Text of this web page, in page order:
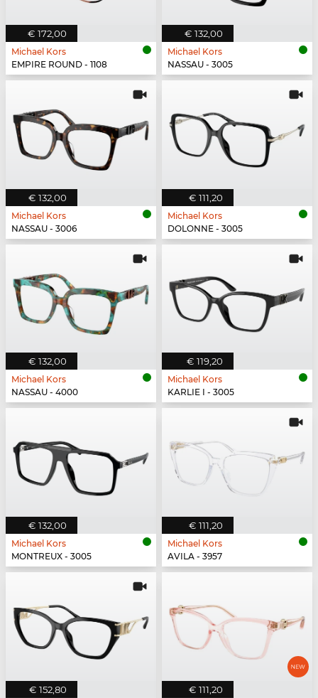
€ 172,00
Michael Kors
EMPIRE ROUND - 1108
€ 132,00
Michael Kors
NASSAU - 3005
€ 132,00
Michael Kors
NASSAU - 3006
€ 111,20
Michael Kors
DOLONNE - 3005
€ 132,00
Michael Kors
NASSAU - 4000
€ 119,20
Michael Kors
KARLIE I - 3005
€ 132,00
Michael Kors
MONTREUX - 3005
€ 111,20
Michael Kors
AVILA - 3957
€ 152,80 € 111,20